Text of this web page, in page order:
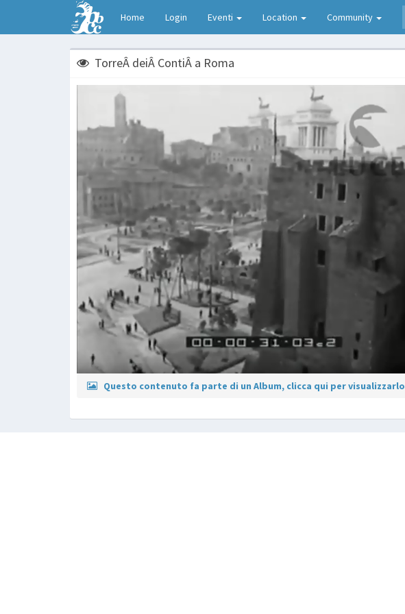
Home Login Eventi Location Community
TorreÂ deiÂ ContiÂ a Roma
Questo contenuto fa parte di un Album, clicca qui per visualizzarlo